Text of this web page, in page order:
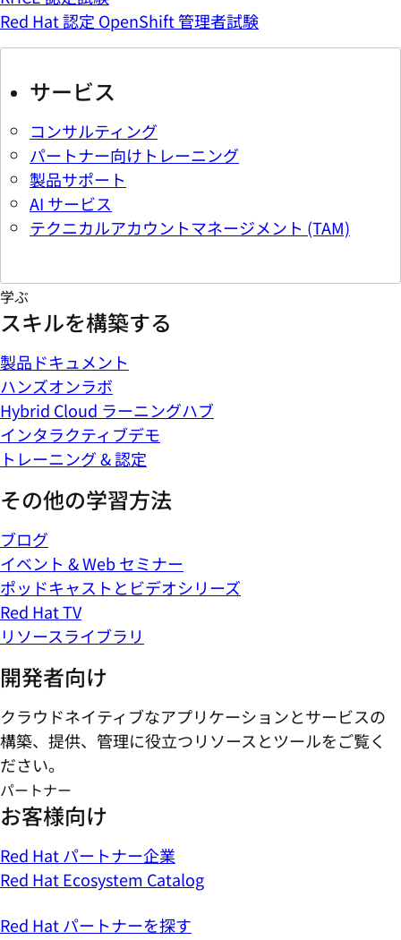
Red Hat 認定 OpenShift 管理者試験
サービス
コンサルティング
パートナー向けトレーニング
製品サポート
AI サービス
テクニカルアカウントマネージメント (TAM)
学ぶ
スキルを構築する
製品ドキュメント
ハンズオンラボ
Hybrid Cloud ラーニングハブ
インタラクティブデモ
トレーニング & 認定
その他の学習方法
ブログ
イベント & Web セミナー
ポッドキャストとビデオシリーズ
Red Hat TV
リソースライブラリ
開発者向け
クラウドネイティブなアプリケーションとサービスの
構築、提供、管理に役立つリソースとツールをご覧く
ださい。
パートナー
お客様向け
Red Hat パートナー企業
Red Hat Ecosystem Catalog
Red Hat パートナーを探す